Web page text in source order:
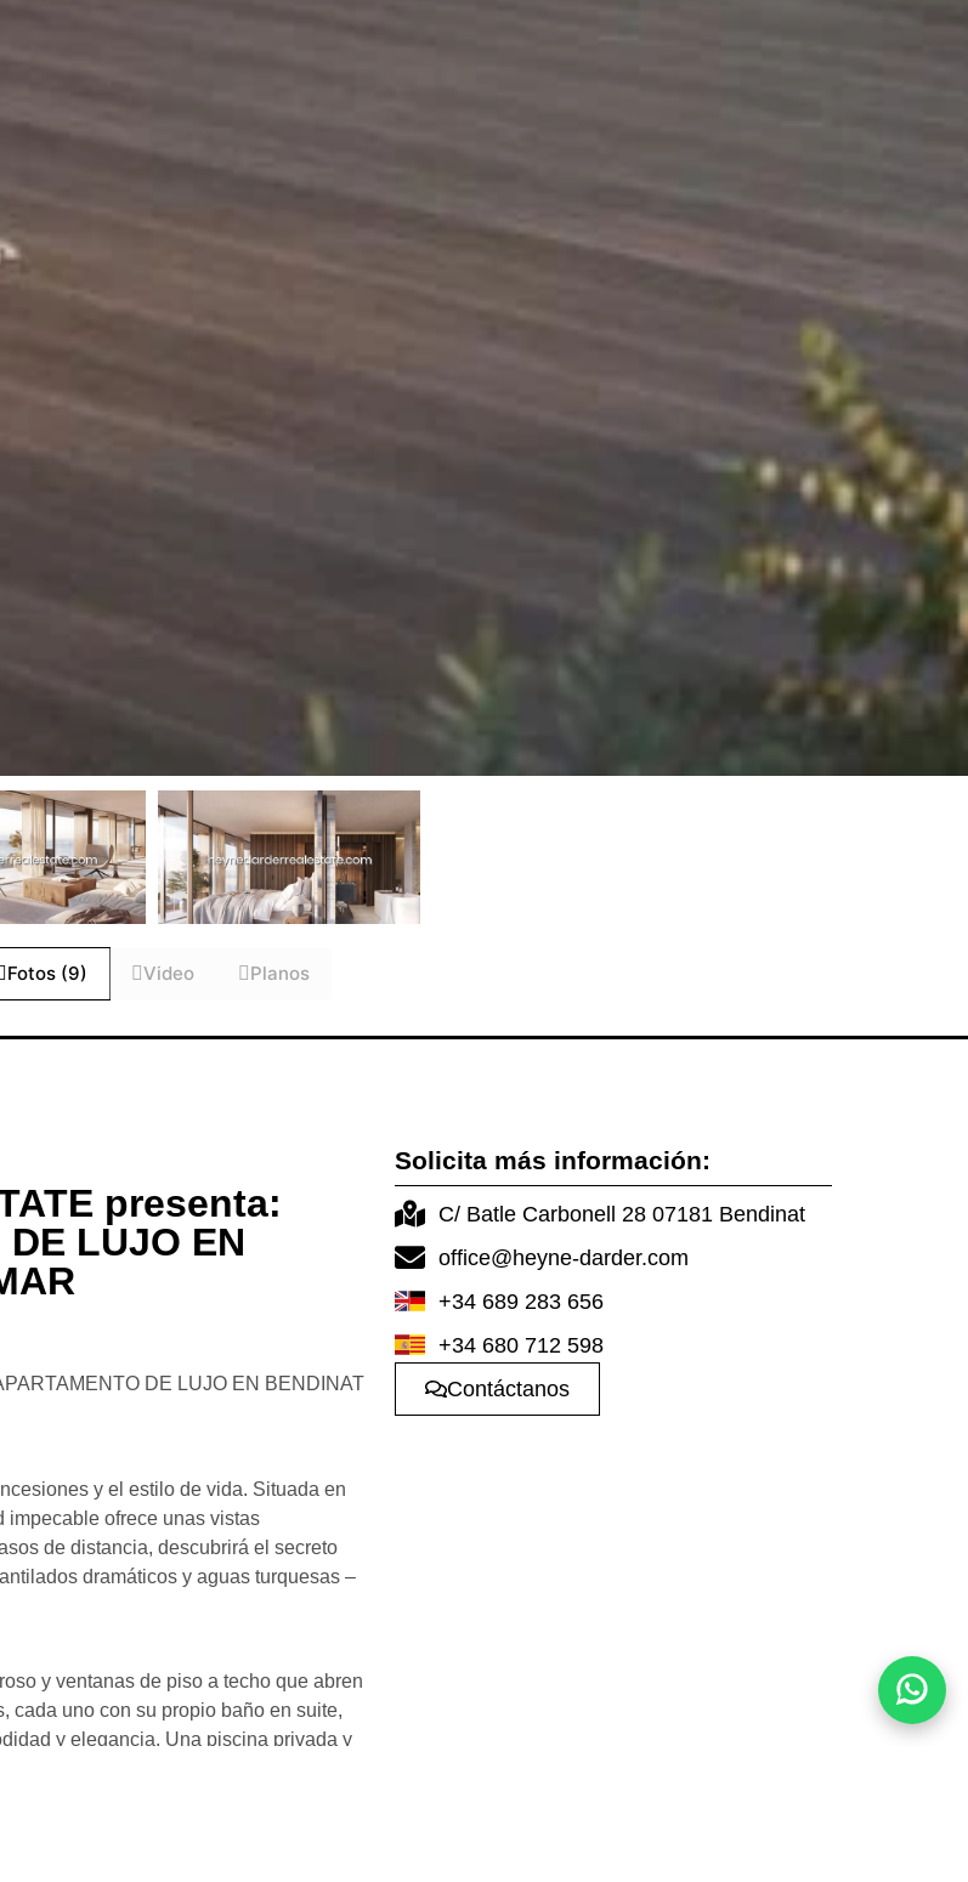
Fotos (9) Video Planos
presenta:
DE LUJO EN
DE LUJO EN BENDINAT
y el estilo de vida. Situada en
impecable ofrece unas vistas
de distancia, descubrirá el secreto
dramáticos y aguas turquesas –
y ventanas de piso a techo que abren
cada uno con su propio baño en suite,
y elegancia. Una piscina privada y
Solicita más información:
C/ Batle Carbonell 28 07181 Bendinat
office@heyne-darder.com
+34 689 283 656
+34 680 712 598
Contáctanos